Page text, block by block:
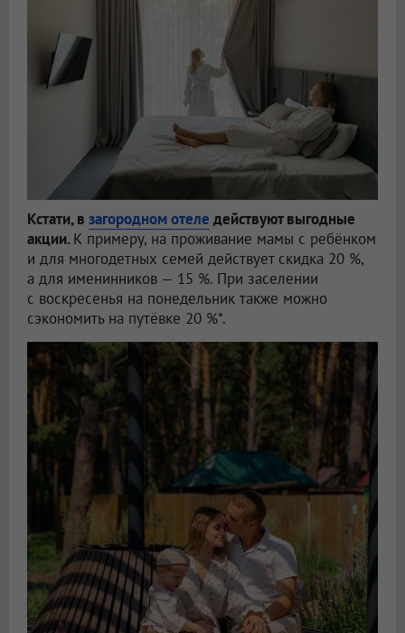
Кстати, в загородном отеле действуют выгодные
акции. К примеру, на проживание мамы с ребёнком
и для многодетных семей действует скидка 20 %,
а для именинников — 15 %. При заселении
с воскресенья на понедельник также можно
сэкономить на путёвке 20 %*.